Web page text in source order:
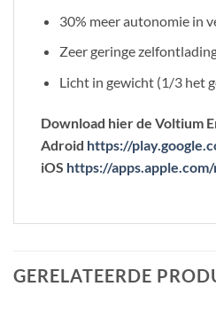
30% meer autonomie in
Zeer geringe
Licht in gewicht (1/3 het
Download hier de Voltium
Adroid https://
iOS https://
GERELATEERDE